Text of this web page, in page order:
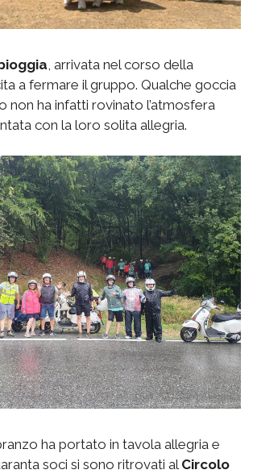
, arrivata nel corso della
a fermare il gruppo. Qualche goccia
non ha infatti rovinato l’atmosfera
con la loro solita allegria.
ha portato in tavola allegria e
soci si sono ritrovati al Circolo